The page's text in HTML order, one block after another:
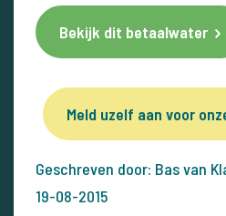
Bekijk dit betaalwater
Meld uzelf aan voor
Geschreven door: Bas van
19-08-2015